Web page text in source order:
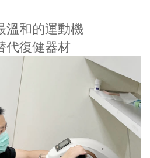
溫和的運動機
代復健器材